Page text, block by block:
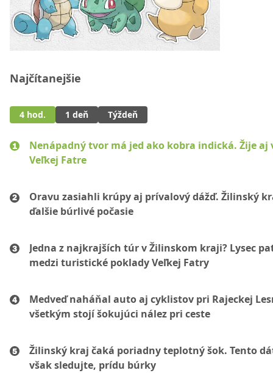
Najčítanejšie
4 hod. 1 deň Týždeň
Nenápadný tvor má jed ako kobra indická. Žije aj
Veľkej Fatre
Oravu zasiahli krúpy aj prívalový dážď. Žilinský
ďalšie búrlivé počasie
Jedna z najkrajších túr v Žilinskom kraji? Lysec
medzi turistické poklady Veľkej Fatry
Medveď naháňal auto aj cyklistov pri Rajeckej
všetkým stojí šokujúci nález pri ceste
Žilinský kraj čaká poriadny teplotný šok. Tento
však sledujte, prídu búrky